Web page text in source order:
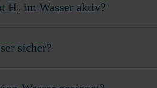
H₂ im Wasser aktiv?
sicher?